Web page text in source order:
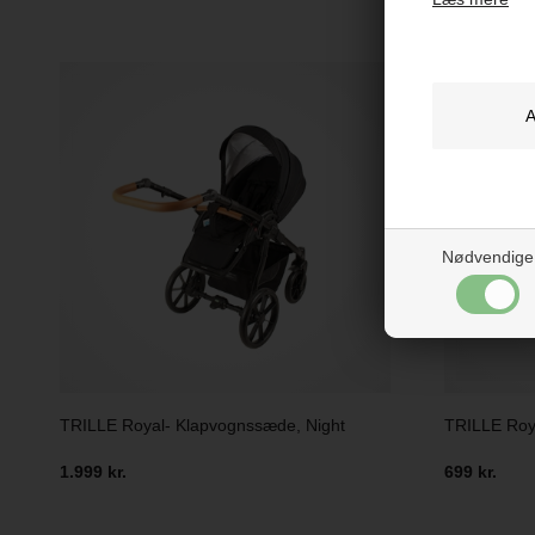
Nødvendige
TRILLE Royal- Klapvognssæde, Night
1.999 kr.
TRILLE
699 kr.